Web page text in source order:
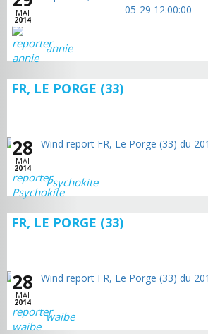
MAI
2014
annie
FR, LE PORGE (33)
28
MAI
2014
Psychokite
FR, LE PORGE (33)
28
MAI
2014
waibe